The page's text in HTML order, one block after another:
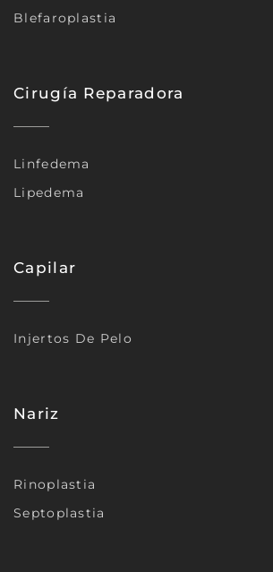
Blefaroplastia
Cirugía Reparadora
Linfedema
Lipedema
Capilar
Injertos De Pelo
Nariz
Rinoplastia
Septoplastia